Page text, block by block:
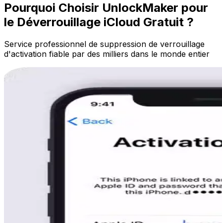
Pourquoi Choisir UnlockMaker pour
le Déverrouillage iCloud Gratuit ?
Service professionnel de suppression de verrouillage
d'activation fiable par des milliers dans le monde entier